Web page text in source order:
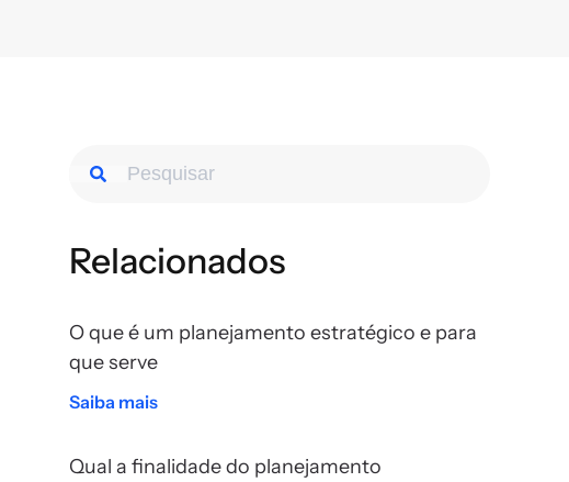
Relacionados
O que é um planejamento estratégico e para
que serve
Saiba mais
Qual a finalidade do planejamento